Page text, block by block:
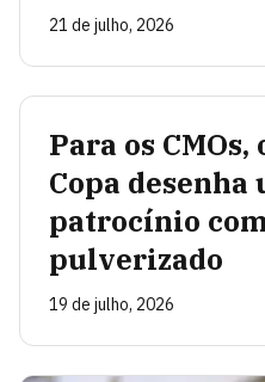
21 de julho, 2026
Para os
Copa desenha
patrocínio
pulverizado
19 de julho, 2026